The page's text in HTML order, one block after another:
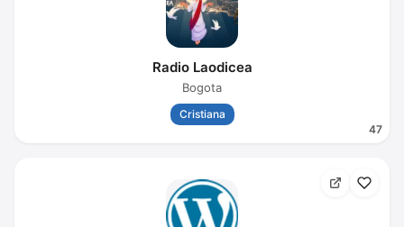
47
Radio Laodicea
Bogota
Cristiana